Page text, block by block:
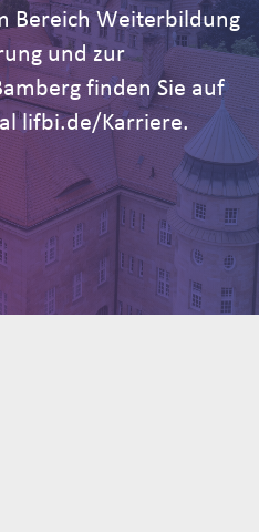
Bereich Weiterbildung
und zur
finden Sie auf
lifbi.de/Karriere.